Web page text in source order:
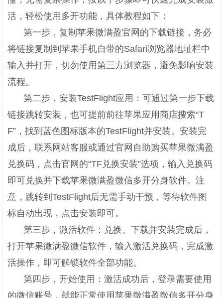
活，轻松使用多开功能，具体教程如下：
第一步，复制苹果微满盈官网的下载链接，务必
将链接复制到苹果手机自带的Safari浏览器地址栏中
输入并打开，切勿使用第三方浏览器，避免影响安装
流程。
第二步，安装TestFlight应用：可通过第一步下载
链接跳转安装，也可提前前往苹果应用商店搜索“T
F”，找到蓝色图标版本的TestFlight并安装。安装完
成后，联系网站客服或通过官网自助购买苹果微满盈
兑换码，点击官网的“TF兑换安装”选项，输入兑换码
即可兑换并下载苹果微满盈微信多开分身软件。注
意，跳转到TestFlight后无需手动干预，等待软件图
标自动出现，点击安装即可。
第三步，激活软件：兑换、下载并安装完成后，
打开苹果微满盈微信软件，输入激活兑换码，完成激
活操作，即可解锁软件全部功能。
第四步，开始使用：激活成功后，登录需要使用
的微信账号，就能正常使用苹果微满盈微信多开分身